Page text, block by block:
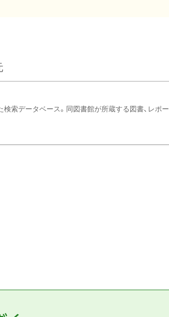
索データベース。同図書館が所蔵する図書、レポー